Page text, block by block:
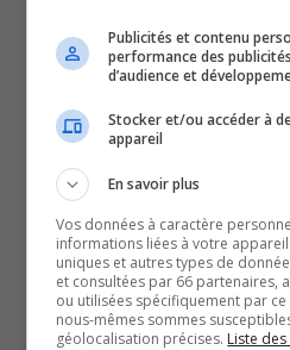
et Approvisionnement
travaux serviront à
roulement et les poutres
appel d’offres a été lancé
À lire aussi :
Fermeture complète de
nuit du 21 au 22 mars en
Installation de glissières
: des travaux dès avril 2026
Publicités et contenu
performance des
d’audience et
Stocker et/ou accéder à
appareil
En savoir plus
Vos données à caractère
informations liées à votre
uniques et autres types de
et consultées par 66 partenaires,
ou utilisées spécifiquement par
nous-mêmes sommes
géolocalisation précises. Liste